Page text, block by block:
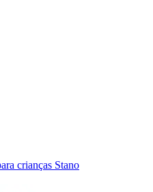
crianças Stano